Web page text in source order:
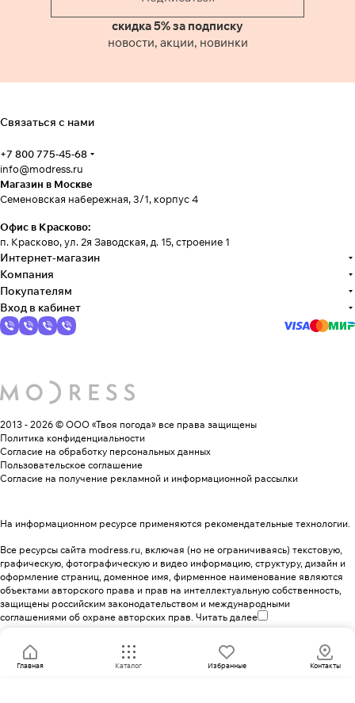
скидка 5% за подписку
новости, акции, новинки
Связаться с нами
+7 800 775-45-68
info@modress.ru
Магазин в Москве
Семеновская набережная, 3/1, корпус 4
Офис в Красково:
п. Красково, ул. 2я Заводская, д. 15, строение 1
Интернет-магазин
Компания
Покупателям
Вход в кабинет
2013 - 2026 © ООО «Твоя погода» все права защищены
Политика конфиденциальности
Согласие на обработку персональных данных
Пользовательское соглашение
Согласие на получение рекламной и информационной рассылки
На информационном ресурсе применяются рекомендательные технологии.
Все ресурсы сайта modress.ru, включая (но не ограничиваясь) текстовую,
графическую, фотографическую и видео информацию, структуру, дизайн и
оформление страниц, доменное имя, фирменное наименование являются
объектами авторского права и прав на интеллектуальную собственность,
защищены российским законодательством и международными
соглашениями об охране авторских прав. Читать далее
Главная Каталог Избранные Контакты